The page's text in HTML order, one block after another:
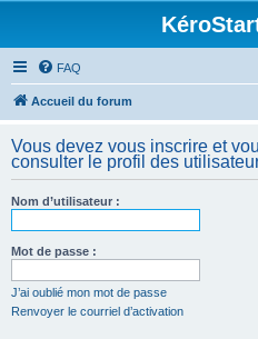
FAQ
Accueil du forum
Vous devez vous inscrire et
consulter le profil des
Nom d’utilisateur :
Mot de passe :
J’ai oublié mon mot de passe
Renvoyer le courriel d’activation